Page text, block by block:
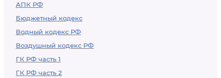
АПК РФ
Бюджетный кодекс
Водный кодекс РФ
Воздушный кодекс РФ
ГК РФ часть 1
ГК РФ часть 2